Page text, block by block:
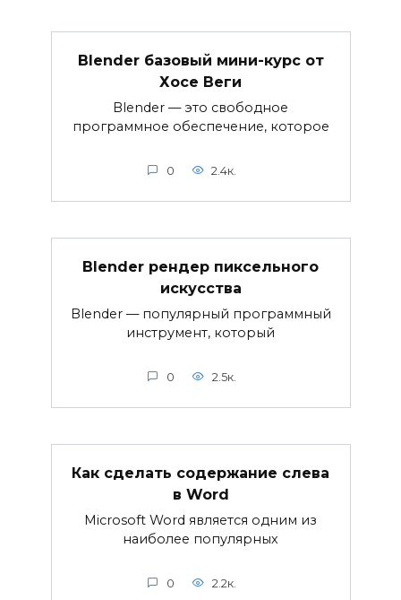
Blender базовый мини-курс от
Хосе Веги
Blender — это свободное
программное обеспечение, которое
0 2.4к.
Blender рендер пиксельного
искусства
Blender — популярный программный
инструмент, который
0 2.5к.
Как сделать содержание слева
в Word
Microsoft Word является одним из
наиболее популярных
0 2.2к.